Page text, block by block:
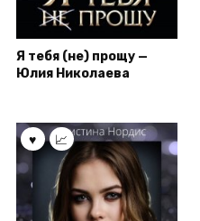
Я тебя (не) прощу —
Юлия Николаева